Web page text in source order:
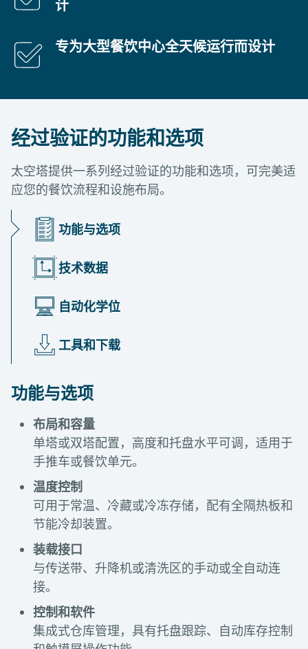
计
专为大型餐饮中心全天候运行而设计
经过验证的功能和选项
太空塔提供一系列经过验证的功能和选项，可完美适
应您的餐饮流程和设施布局。
功能与选项
技术数据
自动化学位
工具和下载
功能与选项
布局和容量
单塔或双塔配置，高度和托盘水平可调，适用于
手推车或餐饮单元。
温度控制
可用于常温、冷藏或冷冻存储，配有全隔热板和
节能冷却装置。
装载接口
与传送带、升降机或清洗区的手动或全自动连
接。
控制和软件
集成式仓库管理，具有托盘跟踪、自动库存控制